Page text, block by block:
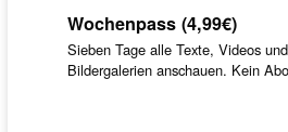
Wochenpass (4,99€)
Sieben Tage alle Texte, Videos und
Bildergalerien anschauen. Kein